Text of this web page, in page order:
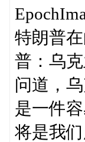
特朗普
普：乌
问道，
是一件
将是我